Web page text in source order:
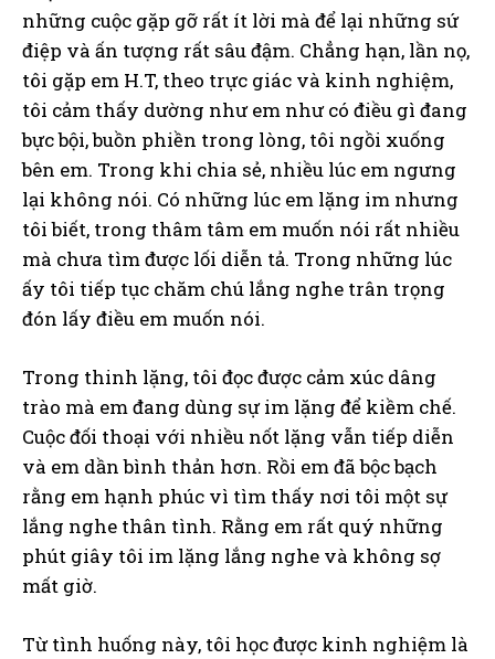
những cuộc gặp gỡ rất ít lời mà để lại những sứ
điệp và ấn tượng rất sâu đậm. Chẳng hạn, lần nọ,
tôi gặp em H.T, theo trực giác và kinh nghiệm,
tôi cảm thấy dường như em như có điều gì đang
bực bội, buồn phiền trong lòng, tôi ngồi xuống
bên em. Trong khi chia sẻ, nhiều lúc em ngưng
lại không nói. Có những lúc em lặng im nhưng
tôi biết, trong thâm tâm em muốn nói rất nhiều
mà chưa tìm được lối diễn tả. Trong những lúc
ấy tôi tiếp tục chăm chú lắng nghe trân trọng
đón lấy điều em muốn nói.
Trong thinh lặng, tôi đọc được cảm xúc dâng
trào mà em đang dùng sự im lặng để kiềm chế.
Cuộc đối thoại với nhiều nốt lặng vẫn tiếp diễn
và em dần bình thản hơn. Rồi em đã bộc bạch
rằng em hạnh phúc vì tìm thấy nơi tôi một sự
lắng nghe thân tình. Rằng em rất quý những
phút giây tôi im lặng lắng nghe và không sợ
mất giờ.
Từ tình huống này, tôi học được kinh nghiệm là